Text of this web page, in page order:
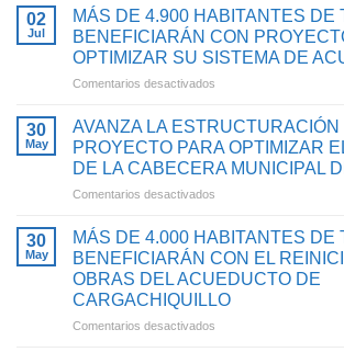
PRESENTÓ
RESULTADOS
DE
GESTIÓN
INVERSIONES
QUE
FORTALECEN
EL
AGUA
POTABLE
Y
SANEAMIENTO
BÁSICO
02
Jul
MÁS DE 4.900 HABITANTES DE
BENEFICIARÁN CON
OPTIMIZAR SU SISTEMA DE
Comentarios desactivados
DE
4.900
HABITANTES
DE
BENEFICIARÁN
CON
PROYECTO
PARA
OPTIMIZAR
30
May
AVANZA LA ESTRUCTURACIÓN
PROYECTO PARA OPTIMIZAR
DE LA CABECERA MUNICIPAL
Comentarios desactivados
LA
ESTRUCTURACIÓN
DEL
PROYECTO
PARA
30
May
MÁS DE 4.000 HABITANTES DE
BENEFICIARÁN CON EL
OBRAS DEL ACUEDUCTO DE
CARGACHIQUILLO
Comentarios desactivados